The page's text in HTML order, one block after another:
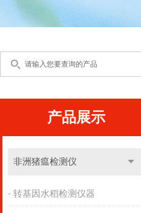
产品展示
非洲猪瘟检测仪
转基因水稻检测仪器